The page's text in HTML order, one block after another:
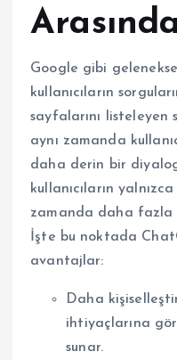
Google gibi
kullanıcıların
sayfalarını listeleyen
aynı zamanda
daha derin bir
kullanıcıların
zamanda daha fazla
İşte bu noktada
avantajlar:
Daha
ihtiyaçlarına
sunar.